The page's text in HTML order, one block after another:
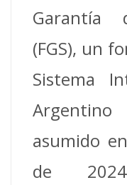
Garantía
(FGS), un
Sistema
asumido
de